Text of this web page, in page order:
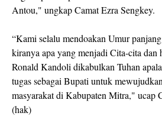
Antou," ungkap Camat Ezra Sengkey.
“Kami selalu mendoakan Umur
kiranya apa yang menjadi Cita-cita dan
Ronald Kandoli dikabulkan Tuhan
tugas sebagai Bupati untuk
masyarakat di Kabupaten Mitra," ucap
(hak)